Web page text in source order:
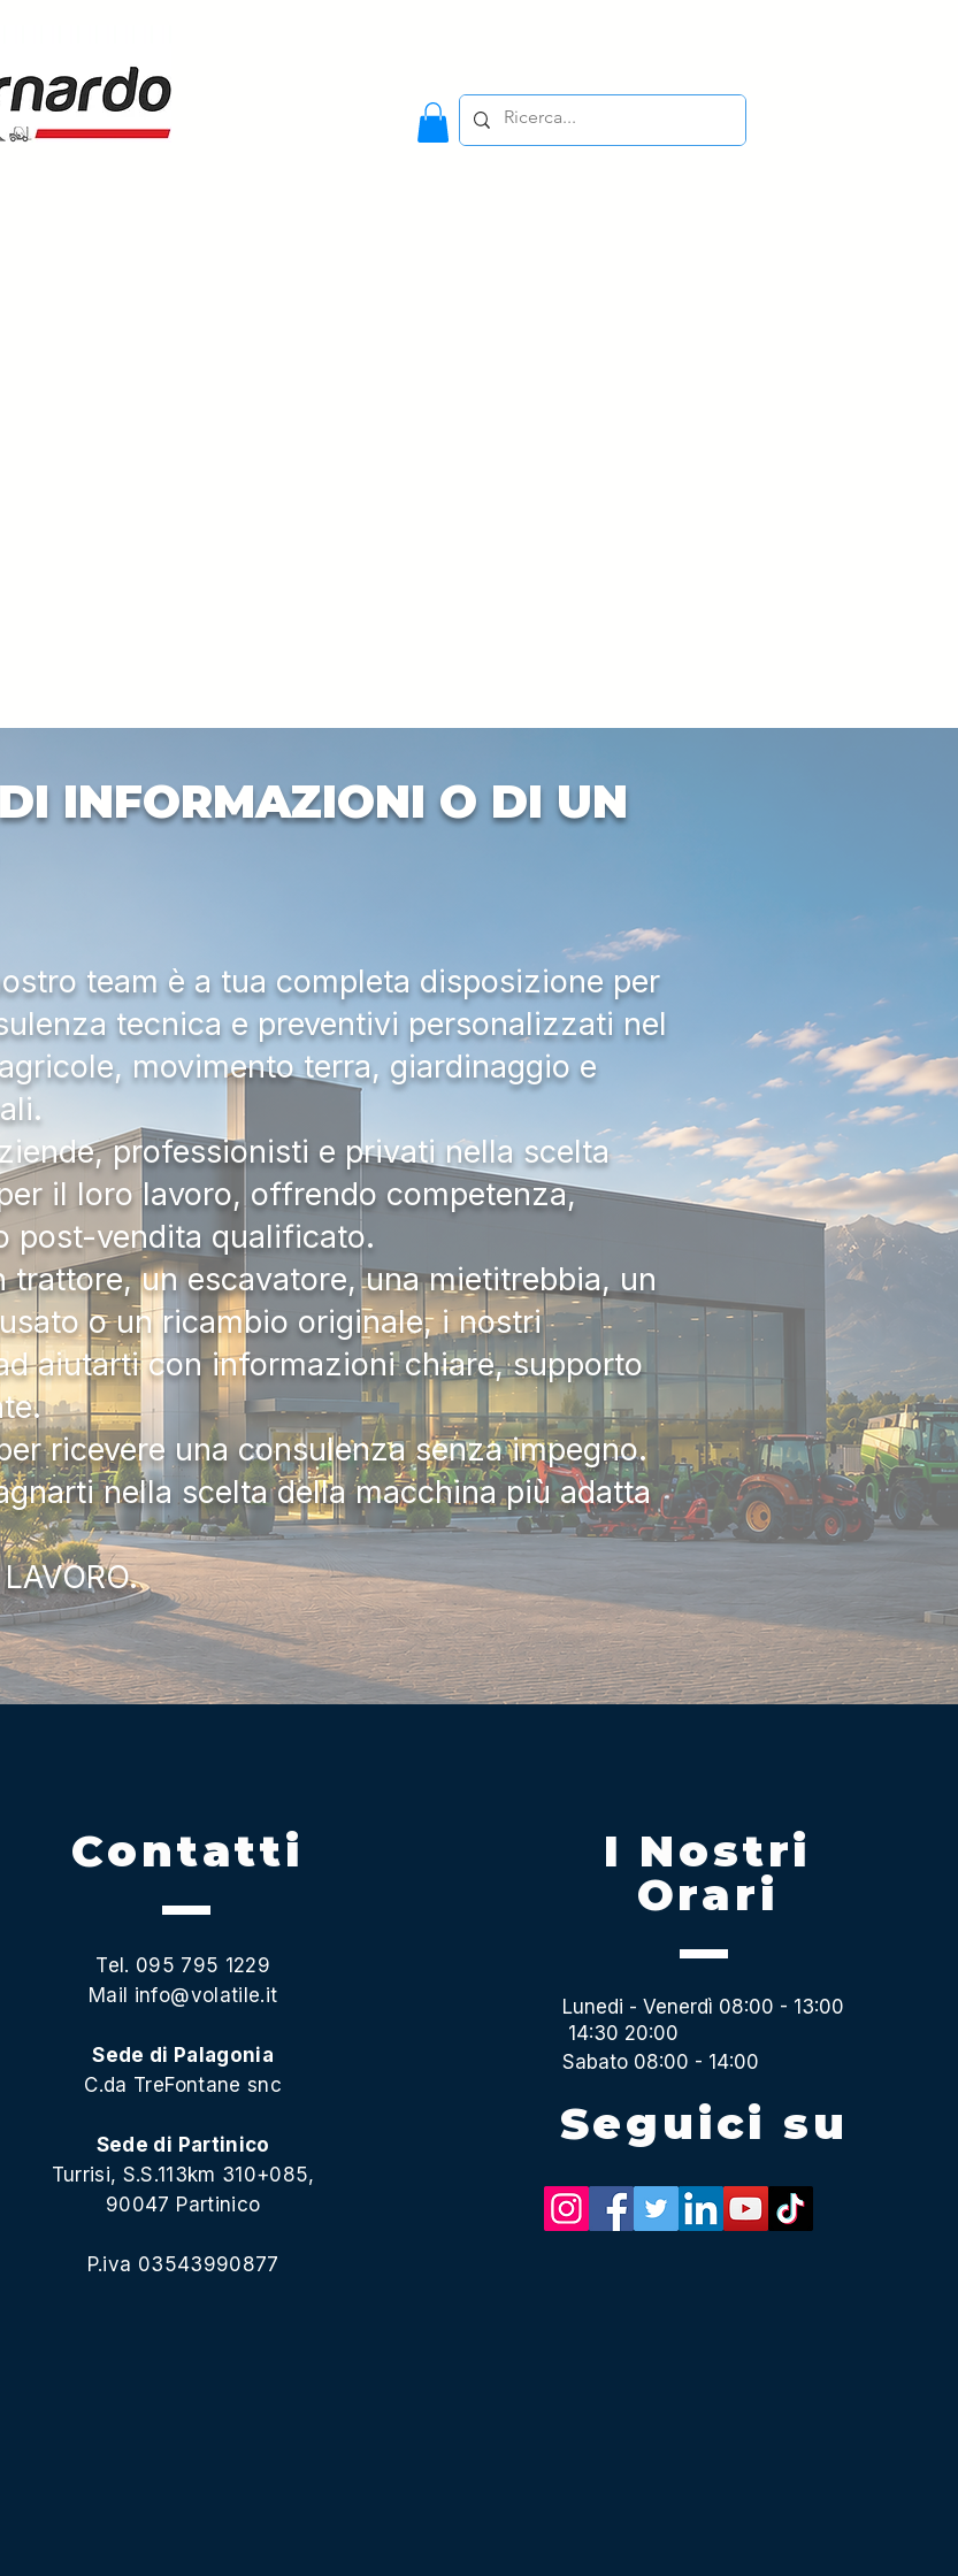
INFORMAZIONI O DI UN
team è a tua completa disposizione per
tecnica e preventivi personalizzati nel
movimento terra, giardinaggio e
professionisti e privati nella scelta
il loro lavoro, offrendo competenza,
post-vendita qualificato.
trattore, un escavatore, una mietitrebbia, un
o un ricambio originale, i nostri
aiutarti con informazioni chiare, supporto
ricevere una consulenza senza impegno.
nella scelta della macchina più adatta
Contatti
Tel. 095 795 1229
Mail info@volatile.it
Sede di Palagonia
C.da TreFontane snc
Sede di Partinico
Turrisi, S.S.113km 310+085,
90047 Partinico
P.iva 03543990877
I Nostri
Orari
Lunedi - Venerdì 08:00 - 13:00
14:30 20:00
Sabato 08:00 - 14:00
Seguici su